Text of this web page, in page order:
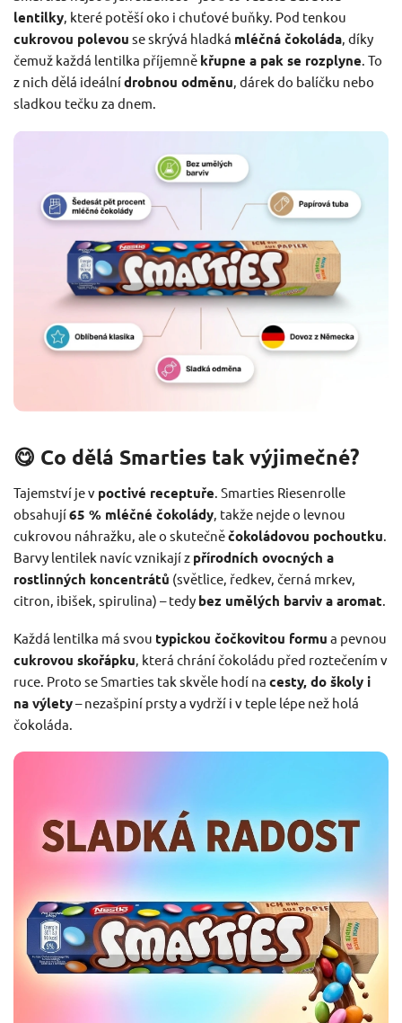
lentilky, které potěší oko i chuťové buňky. Pod tenkou
cukrovou polevou se skrývá hladká mléčná čokoláda, díky
čemuž každá lentilka příjemně křupne a pak se rozplyne. To
z nich dělá ideálnídrobnou odměnu, dárek do balíčku nebo
sladkou tečku za dnem.
😋 Co dělá Smarties tak výjimečné?
Tajemství je v poctivé receptuře . Smarties Riesenrolle
obsahují65 % mléčné čokolády , takže nejde o levnou
cukrovou náhražku, ale o skutečněčokoládovou pochoutku
Barvy lentilek navíc vznikají z přírodních ovocných a
rostlinných koncentrátů (světlice, ředkev, černá mrkev,
citron, ibišek, spirulina) – tedy bez umělých barviv a aromat
Každá lentilka má svou typickou čočkovitou formu a pevnou
cukrovou skořápku , která chrání čokoládu před roztečením v
ruce. Proto se Smarties tak skvěle hodí na cesty, do školy i
na výlety– nezašpiní prsty a vydrží i v teple lépe než holá
čokoláda.